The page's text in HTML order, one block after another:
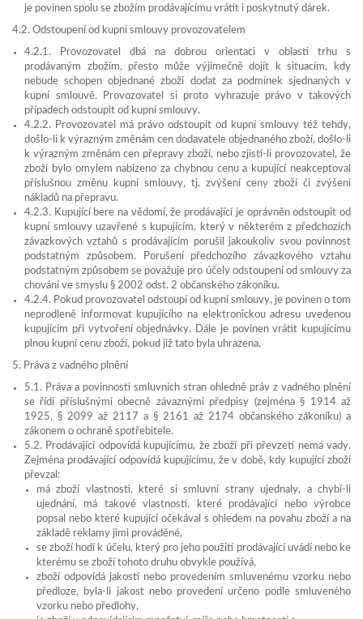
je povinen spolu se zbožím prodávajícímu vrátit i poskytnutý dárek.
4.2. Odstoupení od kupní smlouvy provozovatelem
4.2.1. Provozovatel dbá na dobrou orientaci v oblasti trhu s
prodávaným zbožím, přesto může výjimečně dojít k situacím, kdy
nebude schopen objednané zboží dodat za podmínek sjednaných v
kupní smlouvě. Provozovatel si proto vyhrazuje právo v takových
případech odstoupit od kupní smlouvy.
4.2.2. Provozovatel má právo odstoupit od kupní smlouvy též tehdy,
došlo-li k výrazným změnám cen dodavatele objednaného zboží, došlo-li
k výrazným změnám cen přepravy zboží, nebo zjistí-li provozovatel, že
zboží bylo omylem nabízeno za chybnou cenu a kupující neakceptoval
příslušnou změnu kupní smlouvy, tj. zvýšení ceny zboží či zvýšení
nákladů na přepravu.
4.2.3. Kupující bere na vědomí, že prodávající je oprávněn odstoupit od
kupní smlouvy uzavřené s kupujícím, který v některém z předchozích
závazkových vztahů s prodávajícím porušil jakoukoliv svou povinnost
podstatným způsobem. Porušení předchozího závazkového vztahu
podstatným způsobem se považuje pro účely odstoupení od smlouvy za
chování ve smyslu § 2002 odst. 2 občanského zákoníku.
4.2.4. Pokud provozovatel odstoupí od kupní smlouvy, je povinen o tom
neprodleně informovat kupujícího na elektronickou adresu uvedenou
kupujícím při vytvoření objednávky. Dále je povinen vrátit kupujícímu
plnou kupní cenu zboží, pokud již tato byla uhrazena.
5. Práva z vadného plnění
5.1. Práva a povinnosti smluvních stran ohledně práv z vadného plnění
se řídí příslušnými obecně závaznými předpisy (zejména § 1914 až
1925, § 2099 až 2117 a § 2161 až 2174 občanského zákoníku) a
zákonem o ochraně spotřebitele.
5.2. Prodávající odpovídá kupujícímu, že zboží při převzetí nemá vady.
Zejména prodávající odpovídá kupujícímu, že v době, kdy kupující zboží
převzal:
má zboží vlastnosti, které si smluvní strany ujednaly, a chybí-li
ujednání, má takové vlastnosti, které prodávající nebo výrobce
popsal nebo které kupující očekával s ohledem na povahu zboží a na
základě reklamy jimi prováděné,
se zboží hodí k účelu, který pro jeho použití prodávající uvádí nebo ke
kterému se zboží tohoto druhu obvykle používá,
zboží odpovídá jakostí nebo provedením smluvenému vzorku nebo
předloze, byla-li jakost nebo provedení určeno podle smluveného
vzorku nebo předlohy,